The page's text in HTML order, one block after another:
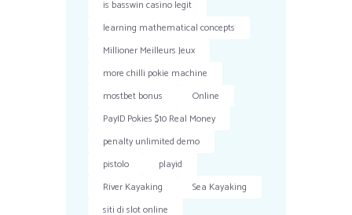
is basswin casino legit
learning mathematical concepts
Millioner Meilleurs Jeux
more chilli pokie machine
mostbet bonus
Online
PayID Pokies $10 Real Money
penalty unlimited demo
pistolo
playid
River Kayaking
Sea Kayaking
siti di slot online